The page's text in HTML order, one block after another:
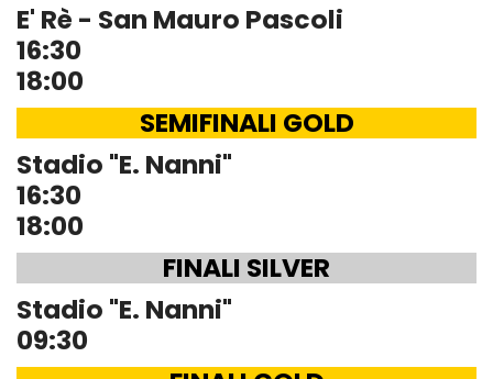
E' Rè - San Mauro Pascoli
16:30
18:00
SEMIFINALI GOLD
Stadio "E. Nanni"
16:30
18:00
FINALI SILVER
Stadio "E. Nanni"
09:30